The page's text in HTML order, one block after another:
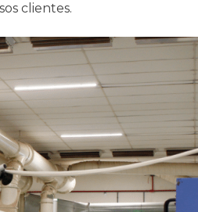
clientes.